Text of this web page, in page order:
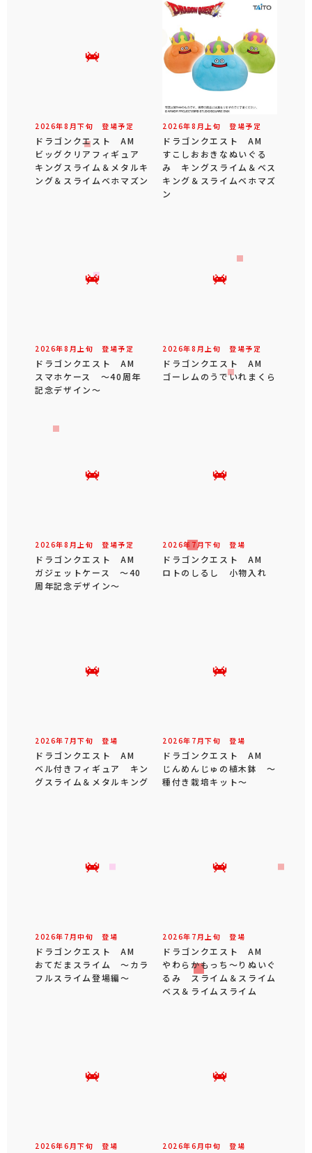
2026年8 月下旬 登場予定
ドラゴンクエスト AM
ビッグクリアフィギュア
キングスライム＆メタルキ
ング＆スライムベホマズン
2026年8 月 上旬 登場予定
ドラゴンクエスト AM
すこしおおきなぬいぐる
み キングスライム＆ベス
キング＆スライムベホマズ
ン
2026年8 月 上旬 登場予定
ドラゴンクエスト AM
スマホケース ～40周年
記念デザイン～
2026年8 月 上旬 登場予定
ドラゴンクエスト AM
ゴーレムのうでいれまくら
2026年8 月 上旬 登場予定
ドラゴンクエスト AM
ガジェットケース ～40
周年記念デザイン～
2026年 7 月下旬 登場
ドラゴンクエスト AM
ロトのしるし 小物入れ
2026年 7 月下旬 登場
ドラゴンクエスト AM
ベル付きフィギュア キン
グスライム＆メタルキング
2026年 7 月下旬 登場
ドラゴンクエスト AM
じんめんじゅの植木鉢 ～
種付き栽培キット～
2026年 7 月中旬 登場
ドラゴンクエスト AM
おてだまスライム ～カラ
フルスライム登場編～
2026年 7 月 上旬 登場
ドラゴンクエスト AM
やわらかもっち～りぬいぐ
るみ スライム＆スライム
ベス＆ライムスライム
2026年6 月下旬 登場 2026年6 月中旬 登場